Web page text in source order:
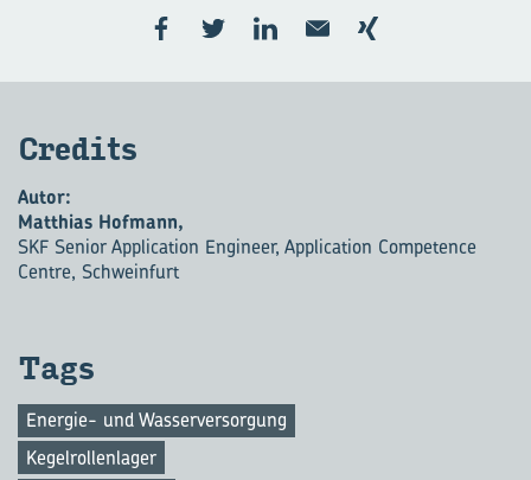
Cre­dits
Autor:
Matthias Hofmann,
SKF Senior Application Engineer, Application Competence
Centre, Schweinfurt
Tags
Energie- und Wasserversorgung
Kegelrollenlager